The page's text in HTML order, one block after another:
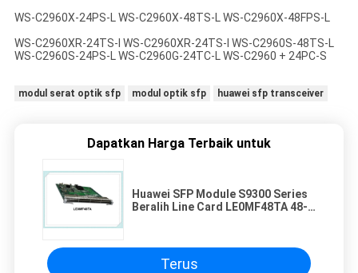
WS-C2960X-24PS-L WS-C2960X-48TS-L WS-C2960X-48FPS-L
WS-C2960XR-24TS-I WS-C2960XR-24TS-I WS-C2960S-48TS-L
WS-C2960S-24PS-L WS-C2960G-24TC-L WS-C2960 + 24PC-S
modul serat optik sfp modul optik sfp huawei sfp transceiver
Dapatkan Harga Terbaik untuk
Huawei SFP Module S9300 Series
Beralih Line Card LE0MF48TA 48-
Terus